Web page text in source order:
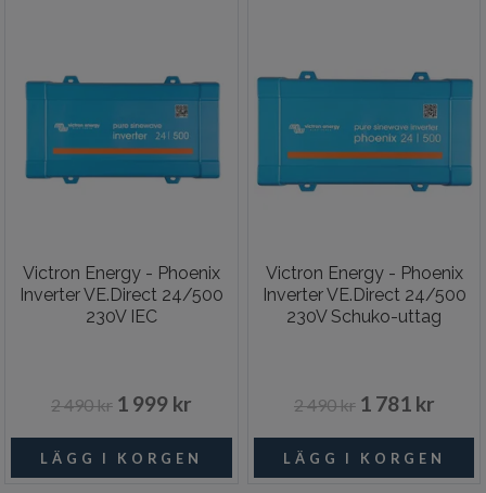
Victron Energy - Phoenix
Inverter VE.Direct 24/500
230V IEC
2 490 kr 1 999 kr
Victron Energy - Phoenix
Inverter VE.Direct 24/500
230V Schuko-uttag
2 490 kr 1 781 kr